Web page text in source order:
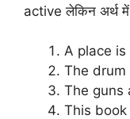
active लेकिन अर्थ
A place is
The drum
The guns
This book